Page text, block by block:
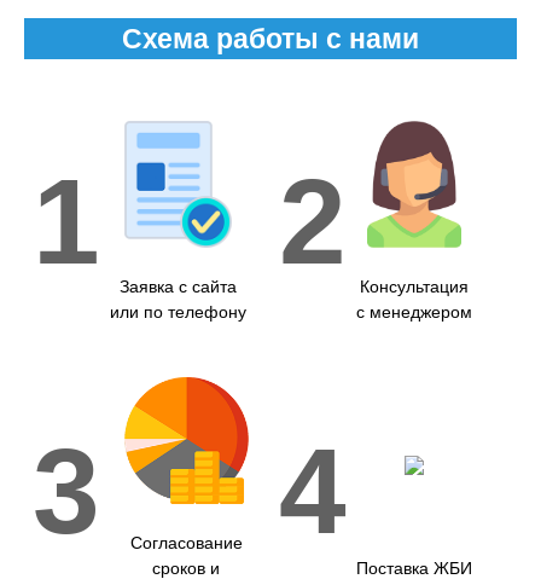
Схема работы с нами
1
Заявка с сайта
или по телефону
2
Консультация
с менеджером
3
Согласование
сроков и
4
Поставка ЖБИ